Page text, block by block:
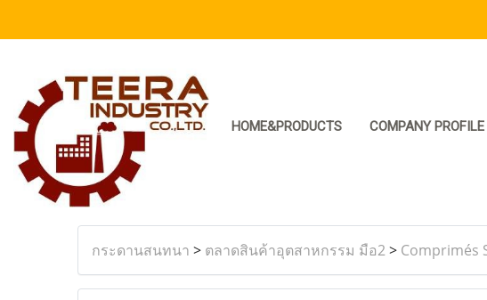
HOME&PRODUCTS COMPANY PROFILE
กระดานสนทนา > ตลาดสินค้าอุตสาหกรรม มือ2> Comprimés